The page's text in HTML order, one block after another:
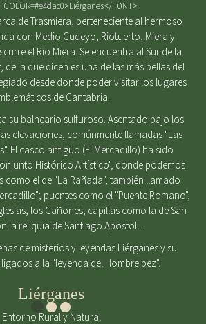
de Trasmiera, perteneciente al hermoso
con Medio Cudeyo, Riotuerto, Miera y
el Río Miera. Se encuentra al Sur de la
de la que dicen es una de las más bellas del
desde donde poder visitar los lugares
de Cantabria.
su balneario sulfuroso. Asentado bajo los
elevaciones, comúnmente llamadas "Las
El casco antigüo (El Mercadillo) ha sido
Histórico Artístico", donde podemos
como el de "La Rañada", también llamado
puentes como el "Puente Romano",
los Cañones, capillas como la de San
la reliquia de Santiago Apostol…
de misterios y leyendas.Liérganes y su
a la "leyenda del Hombre pez".
Liérganes
Entorno Rural y Natural